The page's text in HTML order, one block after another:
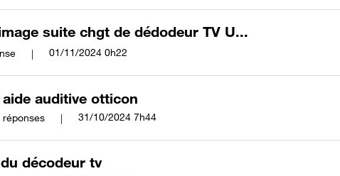
suite chgt de dédodeur TV U...
‎01/11/2024 0h22
auditive otticon
réponses ‎31/10/2024 7h44
décodeur tv